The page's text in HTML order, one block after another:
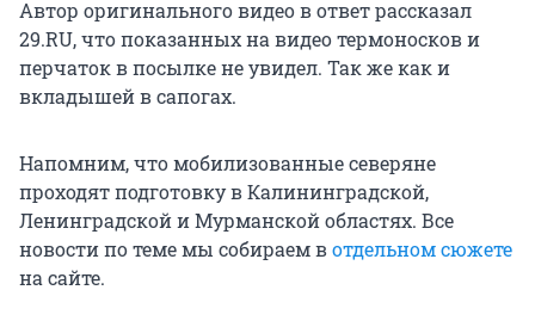
Автор оригинального видео в ответ рассказал
29.RU, что показанных на видео термоносков и
перчаток в посылке не увидел. Так же как и
вкладышей в сапогах.
Напомним, что мобилизованные северяне
проходят подготовку в Калининградской,
Ленинградской и Мурманской областях. Все
новости по теме мы собираем вотдельном сюжете
на сайте.